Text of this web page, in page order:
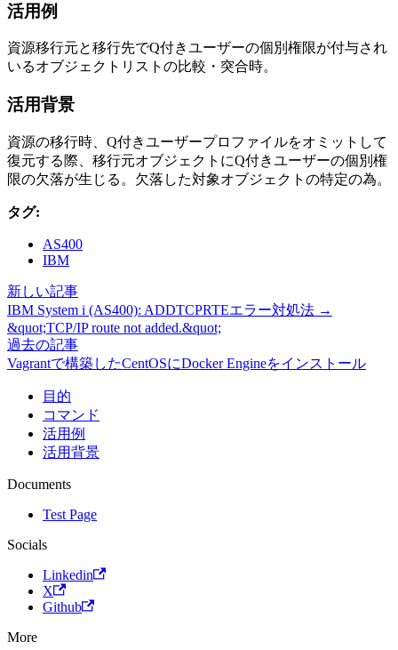
活用例
資源移行元と移行先でQ付きユーザーの個別権限が付与され
いるオブジェクトリストの比較・突合時。
活用背景
資源の移行時、Q付きユーザープロファイルをオミットして
復元する際、移行元オブジェクトにQ付きユーザーの個別権
限の欠落が生じる。欠落した対象オブジェクトの特定の為。
タグ:
AS400
IBM
新しい記事
IBM System i (AS400): ADDTCPRTEエラー対処法 →
&quot;TCP/IP route not added.&quot;
過去の記事
Vagrantで構築したCentOSにDocker Engineをインストール
目的
コマンド
活用例
活用背景
Documents
Test Page
Socials
Linkedin
X
Github
More